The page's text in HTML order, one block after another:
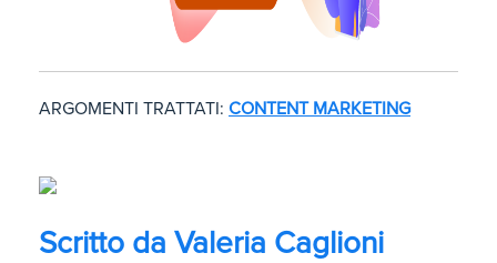
ARGOMENTI TRATTATI: CONTENT MARKETING
Scritto da Valeria Caglioni